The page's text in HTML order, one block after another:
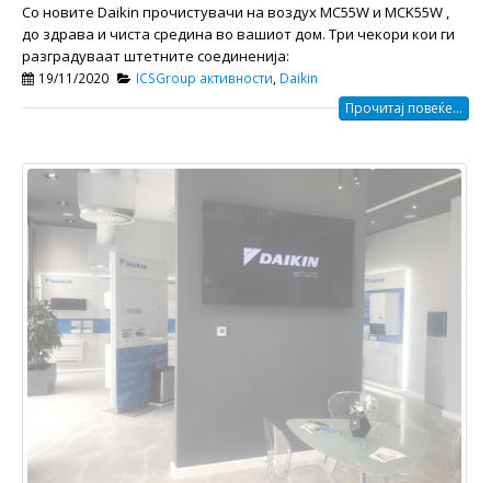
Со новите Daikin прочистувачи на воздух MC55W и MCK55W ,
до здрава и чиста средина во вашиот дом. Три чекори кои ги
разградуваат штетните соединенија:
19/11/2020 ICSGroup активности Daikin
Прочитај повеќе...